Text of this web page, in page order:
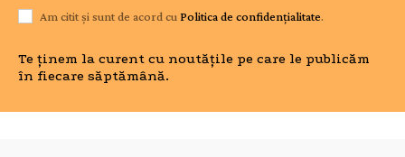
Am citit și sunt de acord cu Politica de confidențialitate.
Te ținem la curent cu noutățile pe care le publicăm
în fiecare săptămână.